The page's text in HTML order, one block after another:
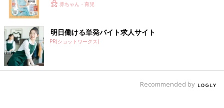
赤ちゃん・育児
明日働ける単発バイト求人サイト
PR(ショットワークス)
Recommended by